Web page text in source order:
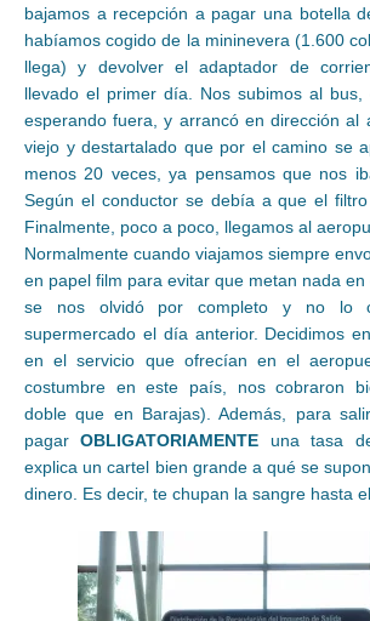
bajamos a recepción a pagar una botella
habíamos cogido de la mininevera (1.600
llega) y devolver el adaptador de
llevado el primer día. Nos subimos al
esperando fuera, y arrancó en dirección al
viejo y destartalado que por el camino se
menos 20 veces, ya pensamos que nos
Según el conductor se debía a que el
Finalmente, poco a poco, llegamos al
Normalmente cuando viajamos siempre
en papel film para evitar que metan nada
se nos olvidó por completo y no lo
supermercado el día anterior. Decidimos
en el servicio que ofrecían en el
costumbre en este país, nos cobraron
doble que en Barajas). Además, para
pagarOBLIGATORIAMENTE una tasa
explica un cartel bien grande a qué se
dinero. Es decir, te chupan la sangre hasta